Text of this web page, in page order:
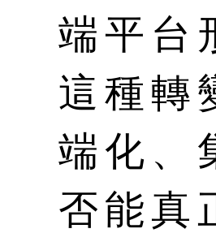
端平台
這種轉
端化、
否能真